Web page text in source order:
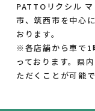
PATTOリクシル
市、筑西市を中心
おります。
※各店舗から車で1
っております。県
ただくことが可能で